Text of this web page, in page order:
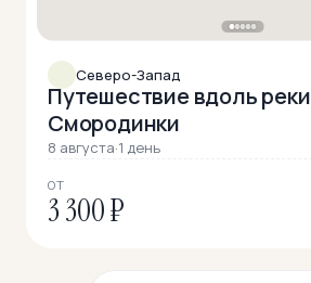
Северо-Запад
Путешествие вдоль реки
Смородинки
8 августа·1 день
ОТ
3 300 ₽